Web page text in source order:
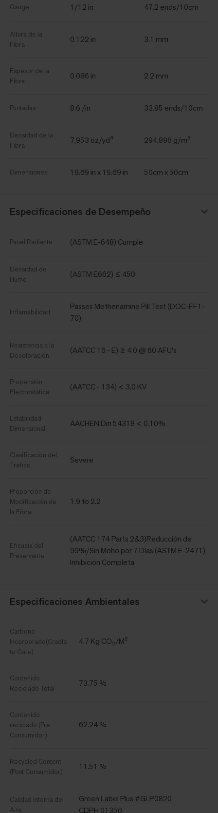
Gauge 1/12 in 47.2 ends/10cm
Altura de la
Fibra
0.122 in 3.1 mm
Espesor de la
Fibra
0.086 in 2.2 mm
Puntadas 8.6 /in 33.85 ends/10cm
Densidad de la
Fibra
7,953 oz/yd³ 294,896 g/m³
Dimensiones 19.69 in x 19.69 in 50cm x 50cm
Especificaciones de Desempeño
Panel Radiante (ASTM E-648) Cumple
Densidad de
Humo
(ASTM E662) ≤ 450
Inflamabilidad
Passes Methenamine Pill Test (DOC-FF1-
70)
Resistencia a la
Decoloración
(AATCC 16 - E) ≥ 4.0 @ 60 AFU's
Propensión
Electrostática
(AATCC - 134) < 3.0 KV
Estabilidad
Dimensional
AACHEN Din 54318 < 0.10%
Clasificación del
Tráfico
Severe
Proporción de
Modificación de
la Fibra
1.9 to 2.2
Eficacia del
Preservante
(AATCC 174 Parts 2&3)Reducción de
99%/Sin Moho por 7 Días (ASTM E-2471)
Inhibición Completa
Especificaciones Ambientales
Carbono
Incorporado(Cradle
to Gate)
4.7 Kg CO₂/M²
Contenido
Reciclado Total
73.75 %
Contenido
reciclado (Pre
Consumidor)
62.24 %
Recycled Content
(Post Consumidor)
11.51 %
Calidad Interna del
Aire
Green Label Plus #GLP0820
CDPH 01350